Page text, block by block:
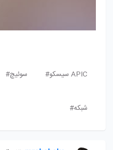
APIC سیسکو# سوئیچ#
شبکه#